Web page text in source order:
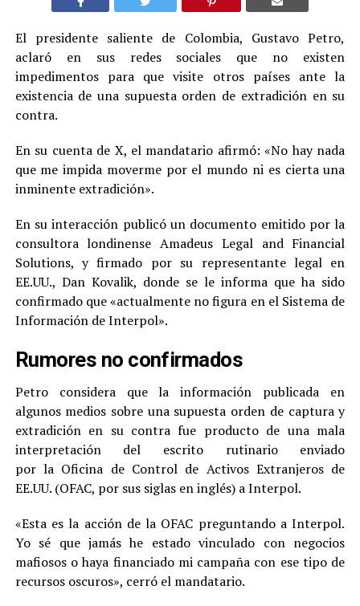
El presidente saliente de Colombia, Gustavo Petro,
aclaró en sus redes sociales que no existen
impedimentos para que visite otros países ante la
existencia de una supuesta orden de extradición en su
contra.
En su cuenta de X, el mandatario afirmó: «No hay nada
que me impida moverme por el mundo ni es cierta una
inminente extradición».
En su interacción publicó un documento emitido por la
consultora londinense Amadeus Legal and Financial
Solutions, y firmado por su representante legal en
EE.UU., Dan Kovalik, donde se le informa que ha sido
confirmado que «actualmente no figura en el Sistema de
Información de Interpol».
Rumores no confirmados
Petro considera que la información publicada en
algunos medios sobre una supuesta orden de captura y
extradición en su contra fue producto de una mala
interpretación del escrito rutinario enviado
por la Oficina de Control de Activos Extranjeros de
EE.UU. (OFAC, por sus siglas en inglés) a Interpol.
«Esta es la acción de la OFAC preguntando a Interpol.
Yo sé que jamás he estado vinculado con negocios
mafiosos o haya financiado mi campaña con ese tipo de
recursos oscuros», cerró el mandatario.